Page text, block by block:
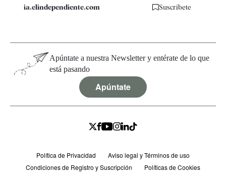
ia.elindependiente.com Suscríbete
Apúntate a nuestra Newsletter y entérate de lo que
está pasando
Apúntate
Política de Privacidad
Aviso legal y Términos de uso
Condiciones de Registro y Suscripción
Políticas de Cookies